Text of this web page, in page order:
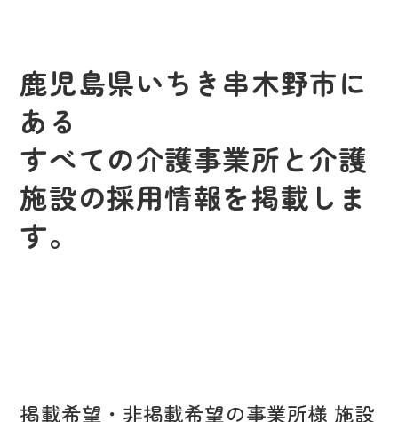
鹿児島県いちき串木野市に
ある
すべての介護事業所と介護
施設の採用情報を掲載しま
す。
掲載希望・非掲載希望の事業所様 施設